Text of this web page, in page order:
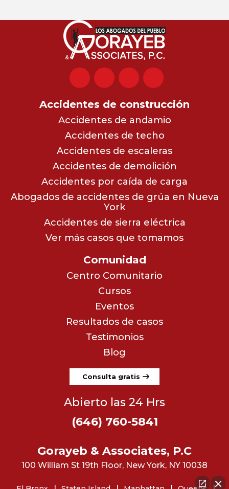
Accidentes de construcción
Accidentes de andamio
Accidentes de techo
Accidentes de escaleras
Accidentes de demolición
Accidentes por caída de carga
Abogados de accidentes de grúa en Nueva
York
Accidentes de sierra eléctrica
Ver más casos que tomamos
Comunidad
Centro Comunitario
Cursos
Eventos
Resultados de casos
Testimonios
Blog
Consulta gratis
Abierto las 24 Hrs
(646) 760-5841
Gorayeb & Associates, P.C
100 William St 19th Floor, New York, NY 10038